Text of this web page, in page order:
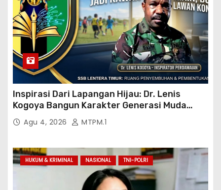
Inspirasi Dari Lapangan Hijau: Dr. Lenis
Kogoya Bangun Karakter Generasi Muda
PapuaAgu 4, 2026 MTPM.1
HUKUM & KRIMINAL NASIONAL TNI-POLRI